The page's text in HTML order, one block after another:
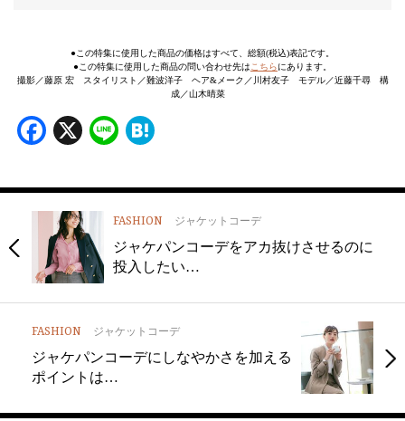
●この特集に使用した商品の価格はすべて、総額(税込)表記です。
●この特集に使用した商品の問い合わせ先は こちらにあります。
撮影／藤原 宏 スタイリスト／難波洋子 ヘア&メーク／川村友子 モデル／近藤千尋 構
成／山木晴菜
Facebook
X Line
FASHION ジャケットコーデ
ジャケパンコーデをアカ抜けさせるのに
投入したい…
FASHION ジャケットコーデ
ジャケパンコーデにしなやかさを加える
ポイントは…